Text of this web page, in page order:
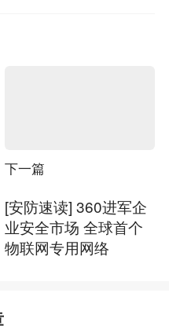
下一篇
[安防速读] 360进军企
业安全市场 全球首个
物联网专用网络